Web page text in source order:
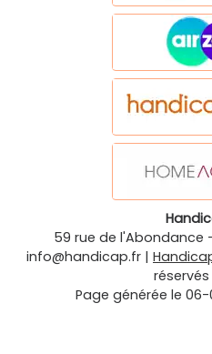
59 rue de l'Abondance
info@handicap.fr |
Page générée le 06-